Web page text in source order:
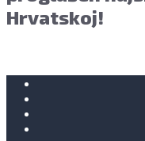
Hrvatskoj!